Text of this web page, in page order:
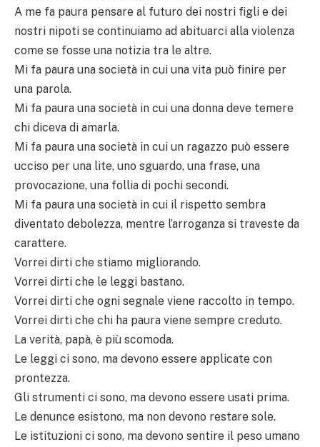
A me fa paura pensare al futuro dei nostri figli e dei
nostri nipoti se continuiamo ad abituarci alla violenza
come se fosse una notizia tra le altre.
Mi fa paura una società in cui una vita può finire per
una parola.
Mi fa paura una società in cui una donna deve temere
chi diceva di amarla.
Mi fa paura una società in cui un ragazzo può essere
ucciso per una lite, uno sguardo, una frase, una
provocazione, una follia di pochi secondi.
Mi fa paura una società in cui il rispetto sembra
diventato debolezza, mentre l’arroganza si traveste da
carattere.
Vorrei dirti che stiamo migliorando.
Vorrei dirti che le leggi bastano.
Vorrei dirti che ogni segnale viene raccolto in tempo.
Vorrei dirti che chi ha paura viene sempre creduto.
La verità, papà, è più scomoda.
Le leggi ci sono, ma devono essere applicate con
prontezza.
Gli strumenti ci sono, ma devono essere usati prima.
Le denunce esistono, ma non devono restare sole.
Le istituzioni ci sono, ma devono sentire il peso umano